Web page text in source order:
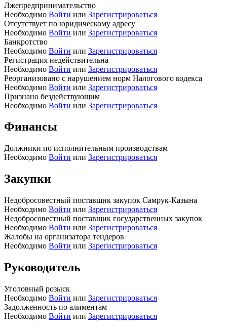
Лжепредпринимательство
Необходимо Войти или Зарегистрироваться
Отсутствует по юридическому адресу
Необходимо Войти или Зарегистрироваться
Банкротство
Необходимо Войти или Зарегистрироваться
Регистрация недействительна
Необходимо Войти или Зарегистрироваться
Реорганизовано с нарушением норм Налогового кодекса
Необходимо Войти или Зарегистрироваться
Признано бездействующим
Необходимо Войти или Зарегистрироваться
Финансы
Должники по исполнительным производствам
Необходимо Войти или Зарегистрироваться
Закупки
Недобросовестный поставщик закупок Самрук-Казына
Необходимо Войти или Зарегистрироваться
Недобросовестный поставщик государственных закупок
Необходимо Войти или Зарегистрироваться
Жалобы на организатора тендеров
Необходимо Войти или Зарегистрироваться
Руководитель
Уголовный розыск
Необходимо Войти или Зарегистрироваться
Задолженность по алиментам
Необходимо Войти или Зарегистрироваться